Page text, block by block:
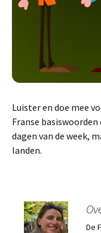
Luister en doe mee
Franse
dagen van de week,
landen.
De